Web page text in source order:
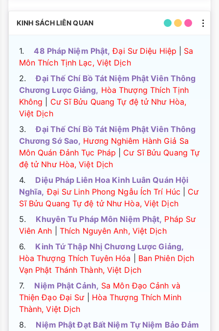
KINH SÁCH LIÊN QUAN
1.48 Pháp Niệm Phật, Đại Sư Diệu Hiệp
Sa
Môn Thích Tịnh Lạc, Việt Dịch
2.Đại Thế Chí Bồ Tát Niệm Phật Viên Thông
Chương Lược Giảng, Hòa Thượng Thích Tịnh
Không
Cư Sĩ Bửu Quang Tự đệ tử Như Hòa,
Việt Dịch
3.Đại Thế Chí Bồ Tát Niệm Phật Viên Thông
Chương Sớ Sao, Hương Nghiêm Hành Giả Sa
Môn Quán Đảnh Tục Pháp
Cư Sĩ Bửu Quang Tự
đệ tử Như Hòa, Việt Dịch
4. Diệu Pháp Liên Hoa Kinh Luân Quán Hội
Nghĩa, Đại Sư Linh Phong Ngẫu Ích Trí Húc
Cư
Sĩ Bửu Quang Tự đệ tử Như Hòa, Việt Dịch
5. Khuyên Tu Pháp Môn Niệm Phật, Pháp Sư
Viên Anh
Thích Nguyên Anh, Việt Dịch
6. Kinh Tứ Thập Nhị Chương Lược Giảng,
Hòa Thượng Thích Tuyên Hóa
Ban Phiên Dịch
Vạn Phật Thánh Thành, Việt Dịch
7. Niệm Phật Cảnh, Sa Môn Đạo Cảnh và
Thiện Đạo Đại Sư
Hòa Thượng Thích Minh
Thành, Việt Dịch
8. Niệm Phật Đạt Bất Niệm Tự Niệm Bảo Đảm